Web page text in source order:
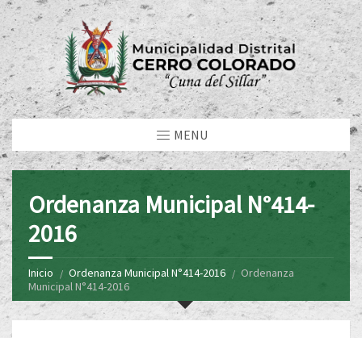
MENU
Ordenanza Municipal N°414-
2016
Inicio Ordenanza Municipal N°414-2016
Ordenanza
Municipal N°414-2016